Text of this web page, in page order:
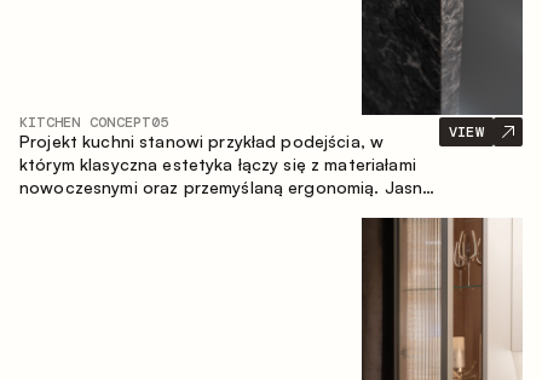
KITCHEN CONCEPT05
Projekt kuchni stanowi przykład podejścia, w
którym klasyczna estetyka łączy się z materiałami
nowoczesnymi oraz przemyślaną ergonomią. Jasna
VIEW